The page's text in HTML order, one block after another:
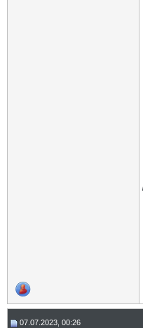
07.07.2023, 00:26